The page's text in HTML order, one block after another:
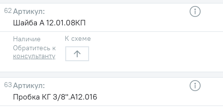
62
Шайба А 12.01.08КП
Наличие
Обратитесь к
консультанту
К схеме
63
Пробка КГ 3/8".A12.016